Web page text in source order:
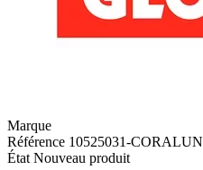
Marque
Référence 10525031-CORALUN
État Nouveau produit